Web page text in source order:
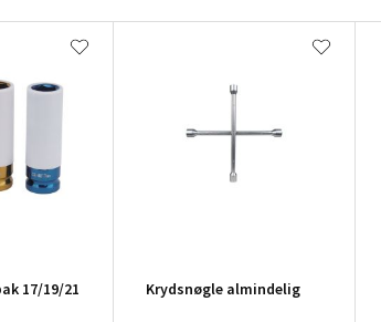
17/19/21
Krydsnøgle almindelig